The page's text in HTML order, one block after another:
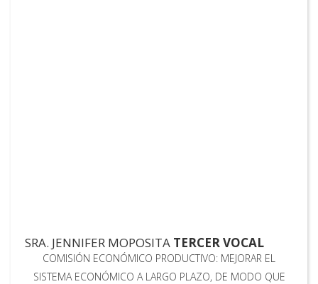
SRA. JENNIFER MOPOSITA TERCER VOCAL
COMISIÓN ECONÓMICO PRODUCTIVO: MEJORAR EL
SISTEMA ECONÓMICO A LARGO PLAZO, DE MODO QUE